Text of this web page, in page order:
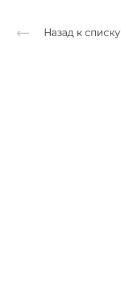
Назад к списку